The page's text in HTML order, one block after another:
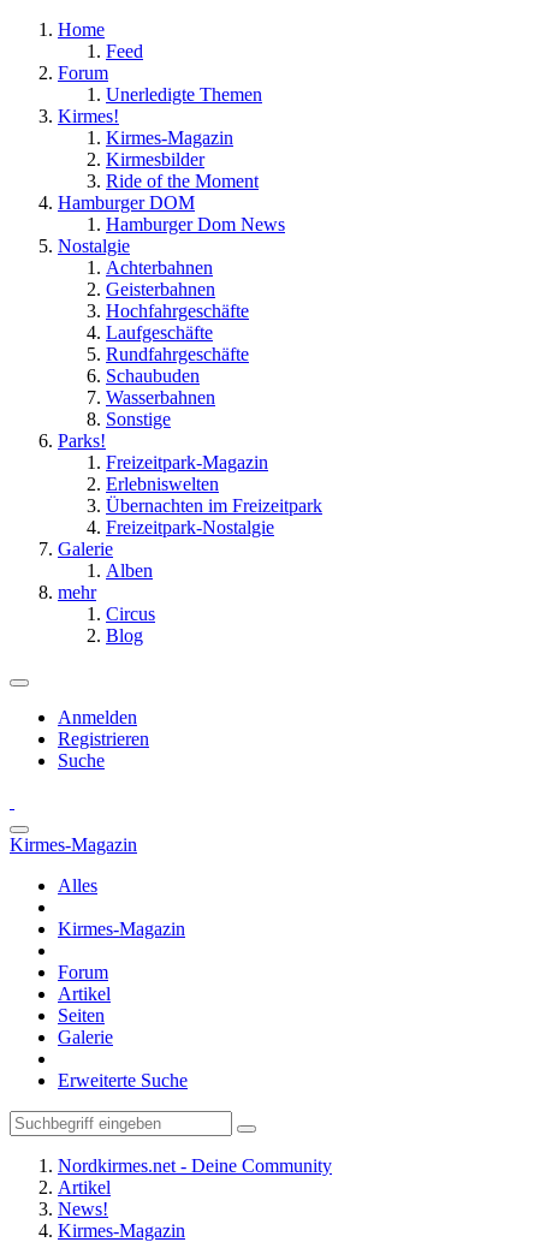
Home
Feed
Forum
Unerledigte Themen
Kirmes!
Kirmes-Magazin
Kirmesbilder
Ride of the Moment
Hamburger DOM
Hamburger Dom News
Nostalgie
Achterbahnen
Geisterbahnen
Hochfahrgeschäfte
Laufgeschäfte
Rundfahrgeschäfte
Schaubuden
Wasserbahnen
Sonstige
Parks!
Freizeitpark-Magazin
Erlebniswelten
Übernachten im Freizeitpark
Freizeitpark-Nostalgie
Galerie
Alben
mehr
Circus
Blog
Anmelden
Registrieren
Suche
Kirmes-Magazin
Alles
Kirmes-Magazin
Forum
Artikel
Seiten
Galerie
Erweiterte Suche
Nordkirmes.net - Deine Community
Artikel
News!
Kirmes-Magazin